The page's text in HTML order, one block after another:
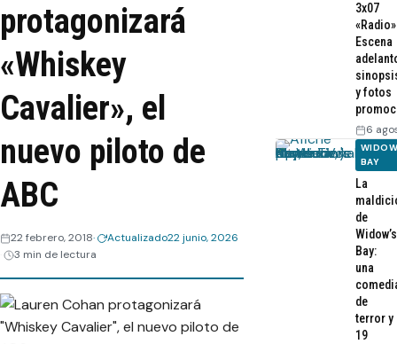
Streaming
Recomendaciones
Webisodios
protagonizará
«Whiskey
Cavalier», el
nuevo piloto de
ABC
22 febrero, 2018 Actualizado22 junio, 2026
3 min de lectura
3x07
Escena
y fotos
6
BAY
La
de
Widow’s
Bay:
una
de
terror y
19